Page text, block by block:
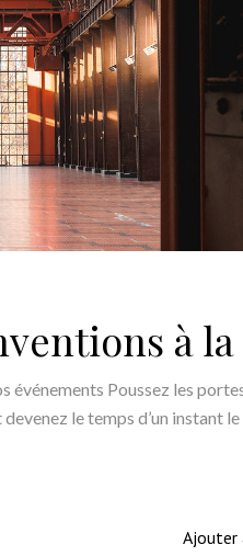
à
événements Poussez les
le temps d’un instant
Ajouter